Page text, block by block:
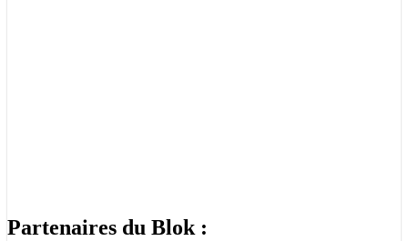
Partenaires du Blok :